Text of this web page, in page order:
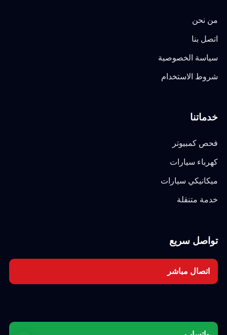
من نحن
اتصل بنا
سياسة الخصوصية
شروط الاستخدام
خدماتنا
فحص كمبيوتر
كهرباء سيارات
ميكانيكي سيارات
خدمة متنقلة
تواصل سريع
اتصال مباشر